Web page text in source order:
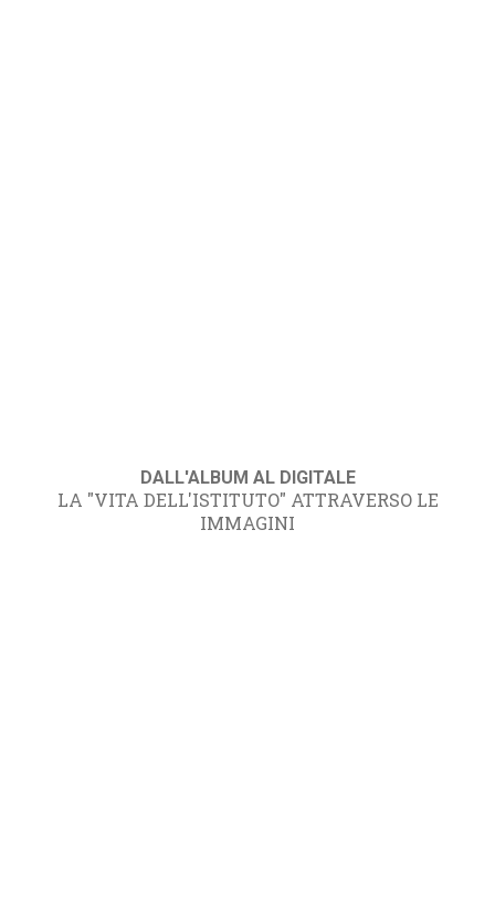
DALL'ALBUM AL DIGITALE
LA "VITA DELL'ISTITUTO" ATTRAVERSO LE
IMMAGINI